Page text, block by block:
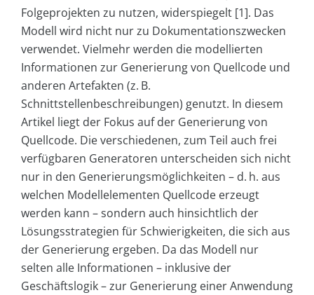
Folgeprojekten zu nutzen, widerspiegelt [1]. Das
Modell wird nicht nur zu Dokumentationszwecken
verwendet. Vielmehr werden die modellierten
Informationen zur Generierung von Quellcode und
anderen Artefakten (z. B.
Schnittstellenbeschreibungen) genutzt. In diesem
Artikel liegt der Fokus auf der Generierung von
Quellcode. Die verschiedenen, zum Teil auch frei
verfügbaren Generatoren unterscheiden sich nicht
nur in den Generierungsmöglichkeiten – d. h. aus
welchen Modellelementen Quellcode erzeugt
werden kann – sondern auch hinsichtlich der
Lösungsstrategien für Schwierigkeiten, die sich aus
der Generierung ergeben. Da das Modell nur
selten alle Informationen – inklusive der
Geschäftslogik – zur Generierung einer Anwendung